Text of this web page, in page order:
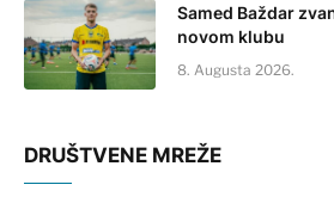
Samed Baždar
novom klubu
8. Augusta 2026.
DRUŠTVENE MREŽE